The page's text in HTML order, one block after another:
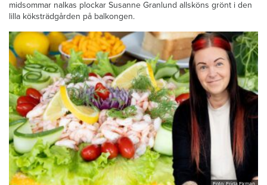
midsommar nalkas plockar Susanne Granlund allsköns grönt i den
lilla köksträdgården på balkongen.